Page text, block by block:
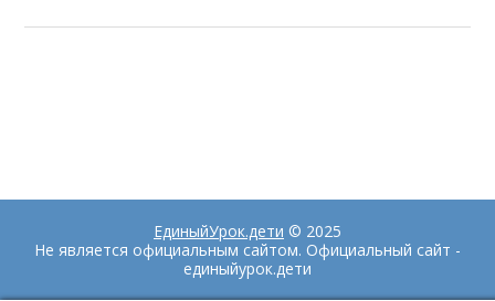
ЕдиныйУрок.дети © 2025
Не является официальным сайтом. Официальный сайт -
единыйурок.дети